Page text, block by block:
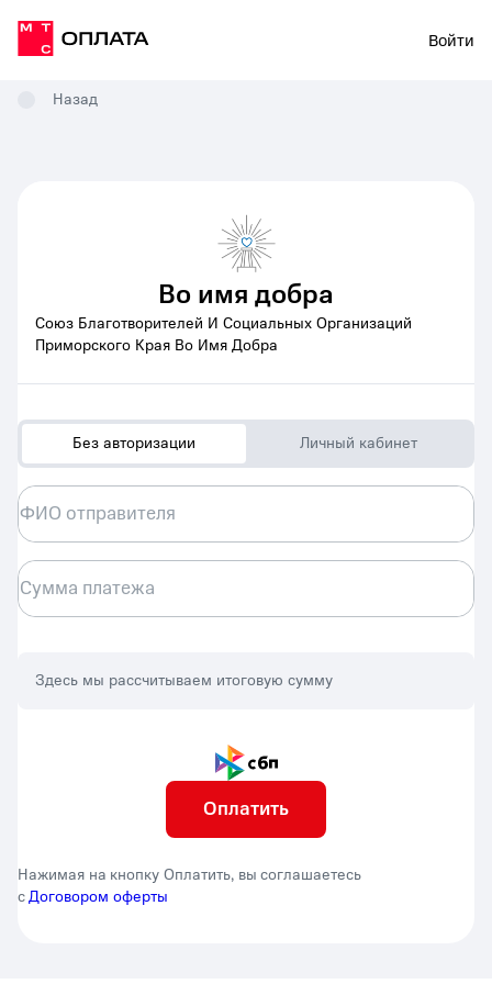
Войти
Назад
Во имя добра
Союз Благотворителей И Социальных Организаций
Приморского Края Во Имя Добра
Без авторизации Личный кабинет
ФИО отправителя
Сумма платежа
Здесь мы рассчитываем итоговую сумму
Нажимая на кнопку Оплатить, вы соглашаетесь
сДоговором оферты
Оплатить